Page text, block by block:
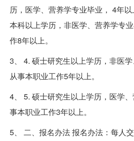
历，医学、营养学专业毕业， 4年
本科以上学历，非医学、营养学专
作8年以上。
3、 4. 硕士研究生以上学历，非医
从事本职业工作5年以上。
4、 5. 硕士研究生以上学历，医学
事本职业工作3年以上。
5、 二、报名办法 报名办法：每人